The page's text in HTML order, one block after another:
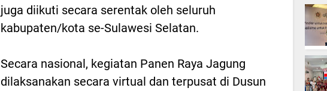
juga diikuti secara serentak oleh seluruh
kabupaten/kota se-Sulawesi Selatan.
Secara nasional, kegiatan Panen Raya Jagung
dilaksanakan secara virtual dan terpusat di Dusun